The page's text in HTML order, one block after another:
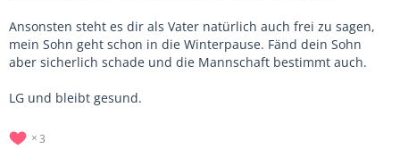
Ansonsten steht es dir als Vater natürlich auch frei zu sagen,
mein Sohn geht schon in die Winterpause. Fänd dein Sohn
aber sicherlich schade und die Mannschaft bestimmt auch.
LG und bleibt gesund.
3